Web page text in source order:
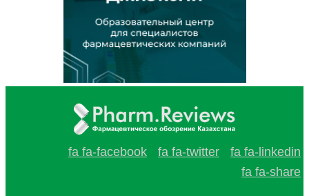
fa fa-facebook fa fa-twitter
fa fa-linkedin
fa fa-share